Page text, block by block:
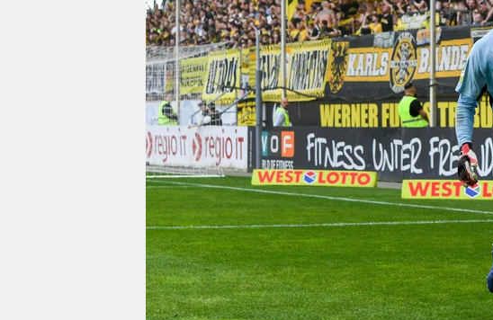
nord
wahrheit
verlag
verlag
veranstaltungen
shop
fragen & hilfe
unterstützen
abo